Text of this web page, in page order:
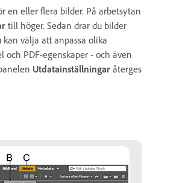
en eller flera bilder. På arbetsytan
till höger. Sedan drar du bilder
välja att anpassa olika
PDF-egenskaper - och även
Utdatainställningar återges